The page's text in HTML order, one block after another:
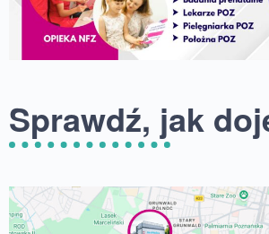
Sprawdź, jak